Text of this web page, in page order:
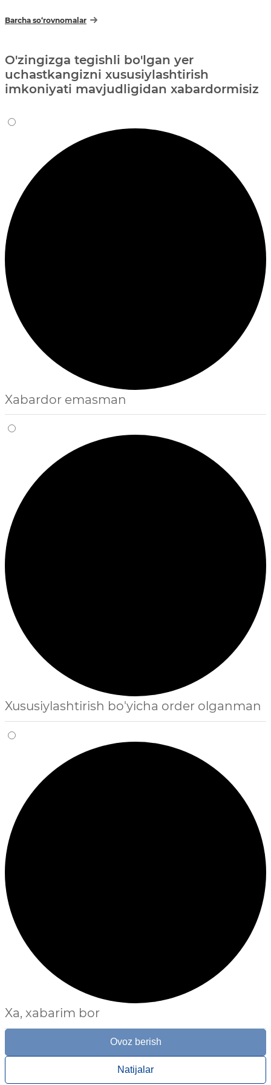
Barcha so‘rovnomalar
O'zingizga tegishli bo'lgan yer
uchastkangizni xususiylashtirish
imkoniyati mavjudligidan xabardormisiz
Xabardor emasman
Xususiylashtirish bo'yicha order olganman
Xa, xabarim bor
Ovoz berish
Natijalar